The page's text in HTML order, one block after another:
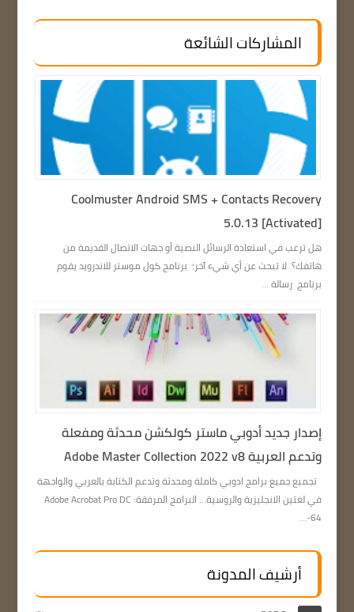
المشاركات الشائعة
Coolmuster Android SMS + Contacts Recovery
5.0.13 [Activated]
هل ترغب في استعادة الرسائل النصية أو جهات الاتصال القديمة من
هاتفك؟ لا تبحث عن أي شيء آخر؛ برنامج كول موستر للاندرويد يقوم
برنامج رسالة ...
إصدار جديد أدوبي ماستر كولكشن محدثة ومفعلة
وتدعم العربية Adobe Master Collection 2022 v8
تجميع جميع برامج ادوبي كاملة ومحدثة وتدعم الكتابة بالعربي والواجهة
في لغتين الانجليزية والروسية… البرامج المرفقة: Adobe Acrobat Pro DC
64-...
أرشيف المدونة